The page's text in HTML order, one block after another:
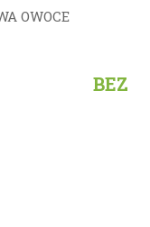
BEZ